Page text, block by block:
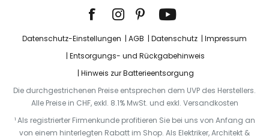
Datenschutz-Einstellungen AGB Datenschutz
Impressum
Entsorgungs- und Rückgabehinweis
Hinweis zur Batterieentsorgung
Die durchgestrichenen Preise entsprechen dem UVP des Herstellers.
Alle Preise in CHF, exkl. 8.1% MwSt. und exkl. Versandkosten
¹ Als registrierter Firmenkunde profitieren Sie bei uns von Anfang an
von einem hinterlegten Rabatt im Shop. Als Elektriker, Architekt &